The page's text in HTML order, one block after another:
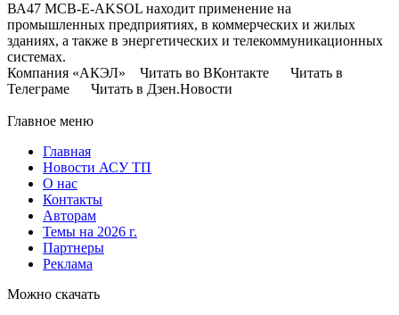
ВА47 МСВ-Е-AKSOL находит применение на
промышленных предприятиях, в коммерческих и жилых
зданиях, а также в энергетических и телекоммуникационных
системах.
Компания «АКЭЛ» Читать во ВКонтакте Читать в
Телеграме Читать в Дзен.Новости
Главное меню
Главная
Новости АСУ ТП
О нас
Контакты
Авторам
Темы на 2026 г.
Партнеры
Реклама
Можно скачать